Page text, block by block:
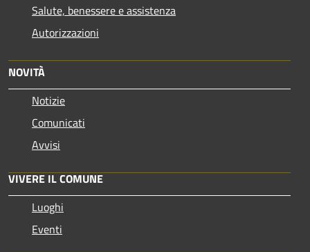
Salute, benessere e assistenza
Autorizzazioni
NOVITÀ
Notizie
Comunicati
Avvisi
VIVERE IL COMUNE
Luoghi
Eventi